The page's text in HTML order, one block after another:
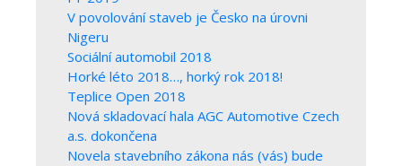
V povolování staveb je Česko na úrovni
Nigeru
Sociální automobil 2018
Horké léto 2018…, horký rok 2018!
Teplice Open 2018
Nová skladovací hala AGC Automotive Czech
a.s. dokončena
Novela stavebního zákona nás (vás) bude